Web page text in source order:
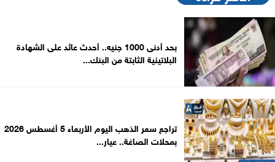
بحد أدنى 1000 جنيه.. أحدث عائد على الشهادة
البلاتينية الثابتة من البنك...
تراجع سعر الذهب اليوم الأربعاء 5 أغسطس 2026
بمحلات الصاغة.. عيار...